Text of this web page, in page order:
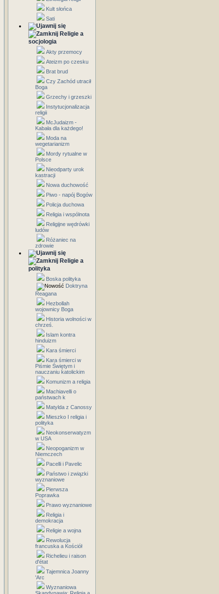
Kult słońca
Sati
Religie a
socjologia
Akty przemocy
Ateizm po czesku
Brat brud
Czy Zachód utracił
Boga
Grzechy i grzeszki
Instytucjonalizacja
religii
McJudaizm -
Kabała dla każdego!
Moda na
wegetarianizm
Mordy rytualne w
Polsce
Nieodparty urok
kastracji
Nowa duchowość
Piwo - napój Bogów
Policja duchowa
Religia i wspólnota
Religijne wędrówki
ludów
Różaniec na
zdrowie
Religie a
polityka
Boska polityka
Doktryna
Reagana
Hezbollah
wojownicy Boga
Historia wolności w
chrześ.
Islam kontra
hinduizm
Kara śmierci
Kara śmierci w
Piśmie Świętym i
nauczaniu katolickim
Komunizm a religia
Machiavelli o
państwach k
Matylda z Canossy
Mieszko I religia i
polityka
Neokonserwatyzm
w USA
Neopoganizm w
Niemczech
Pacelli i Pavelic
Państwo i związki
wyznaniowe
Pierwsza
Poprawka
Prawo wyznaniowe
Religia i
demokracja
Religie a wojna
Rewolucja
francuska a Kościół
Richelieu i raison
d'état
Tajemnica Joanny
'Arc
Wyznaniowa